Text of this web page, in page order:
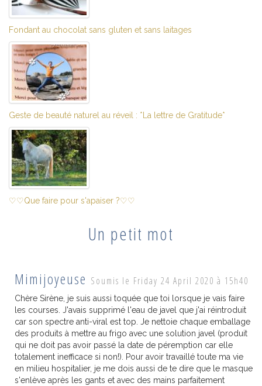
Fondant au chocolat sans gluten et sans laitages
Geste de beauté naturel au réveil : *La lettre de Gratitude*
♡♡Que faire pour s'apaiser ?♡♡
Un petit mot
Mimijoyeuse Soumis le Friday 24 April 2020 à 15h40
Chère Sirène, je suis aussi toquée que toi lorsque je vais faire
les courses. J'avais supprimé l'eau de javel que j'ai réintroduit
car son spectre anti-viral est top. Je nettoie chaque emballage
des produits à mettre au frigo avec une solution javel (produit
qui ne doit pas avoir passé la date de péremption car elle
totalement inefficace si non!). Pour avoir travaillé toute ma vie
en milieu hospitalier, je me dois aussi de te dire que le masque
s'enlève après les gants et avec des mains parfaitement